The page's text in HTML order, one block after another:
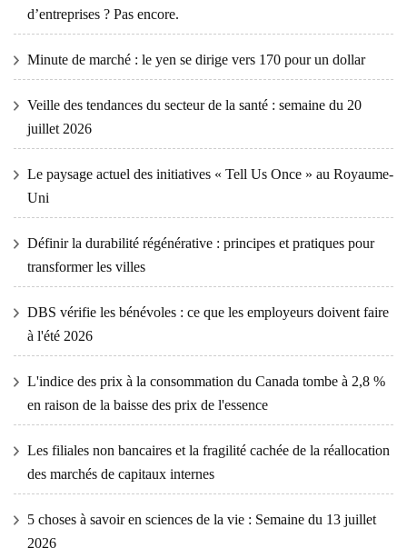
d’entreprises ? Pas encore.
Minute de marché : le yen se dirige vers 170 pour un dollar
Veille des tendances du secteur de la santé : semaine du 20
juillet 2026
Le paysage actuel des initiatives « Tell Us Once » au Royaume-
Uni
Définir la durabilité régénérative : principes et pratiques pour
transformer les villes
DBS vérifie les bénévoles : ce que les employeurs doivent faire
à l'été 2026
L'indice des prix à la consommation du Canada tombe à 2,8 %
en raison de la baisse des prix de l'essence
Les filiales non bancaires et la fragilité cachée de la réallocation
des marchés de capitaux internes
5 choses à savoir en sciences de la vie : Semaine du 13 juillet
2026